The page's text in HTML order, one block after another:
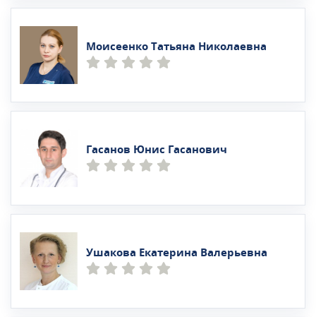
Моисеенко Татьяна Николаевна
Гасанов Юнис Гасанович
Ушакова Екатерина Валерьевна